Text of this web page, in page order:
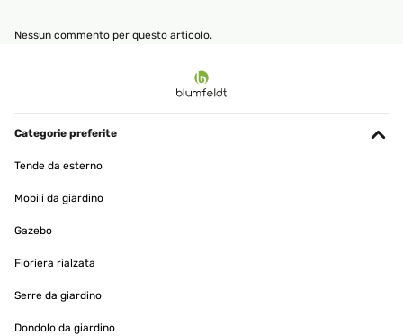
Nessun commento per questo articolo.
Categorie preferite
Tende da esterno
Mobili da giardino
Gazebo
Fioriera rialzata
Serre da giardino
Dondolo da giardino